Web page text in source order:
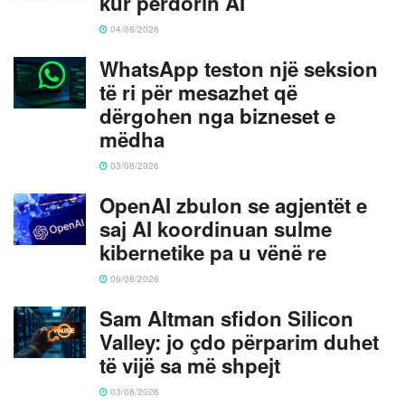
04/08/2026
WhatsApp teston një seksion
të ri për mesazhet që
dërgohen nga bizneset e
mëdha
03/08/2026
OpenAI zbulon se agjentët e
saj AI koordinuan sulme
kibernetike pa u vënë re
06/08/2026
Sam Altman sfidon Silicon
Valley: jo çdo përparim duhet
të vijë sa më shpejt
03/08/2026